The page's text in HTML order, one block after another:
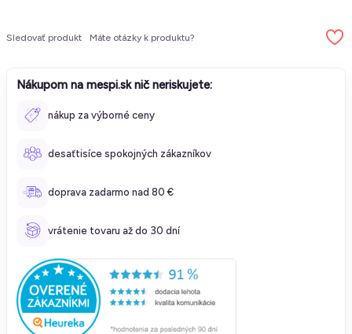
Sledovať produkt Máte otázky k produktu?
Nákupom na mespi.sk nič neriskujete:
nákup za výborné ceny
desaťtisíce spokojných zákazníkov
doprava zadarmo nad 80 €
vrátenie tovaru až do 30 dní